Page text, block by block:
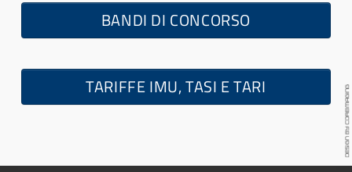
BANDI DI CONCORSO
TARIFFE IMU, TASI E TARI